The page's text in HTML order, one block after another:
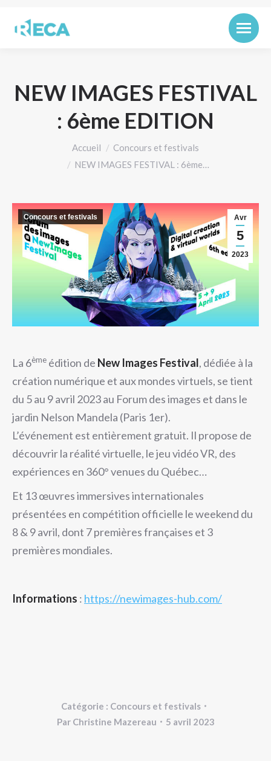
NEW IMAGES FESTIVAL
: 6ème EDITION
Vous êtes ici :Accueil
Concours et festivals
NEW IMAGES FESTIVAL : 6ème…
Avr
5
2023
Concours et festivals
La 6ème édition de New Images Festival, dédiée à la
création numérique et aux mondes virtuels, se tient
du 5 au 9 avril 2023 au Forum des images et dans le
jardin Nelson Mandela (Paris 1er).
L’événement est entièrement gratuit. Il propose de
découvrir la réalité virtuelle, le jeu vidéo VR, des
expériences en 360° venues du Québec…
Et 13 œuvres immersives internationales
présentées en compétition officielle le weekend du
8 & 9 avril, dont 7 premières françaises et 3
premières mondiales.
Informations : https://newimages-hub.com/
Catégorie : Concours et festivals
Par Christine Mazereau 5 avril 2023